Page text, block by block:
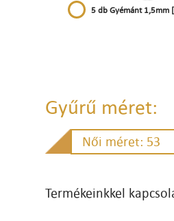
5 db Gyémánt 1,5mm
Gyűrű méret:
Női méret: 53
Termékeinkkel